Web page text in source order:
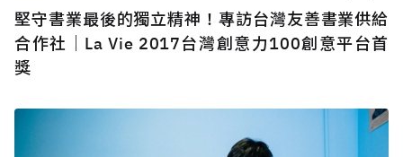
堅守書業最後的獨立精神！專訪台灣友善書業供給
合作社｜La Vie 2017台灣創意力100創意平台首
獎